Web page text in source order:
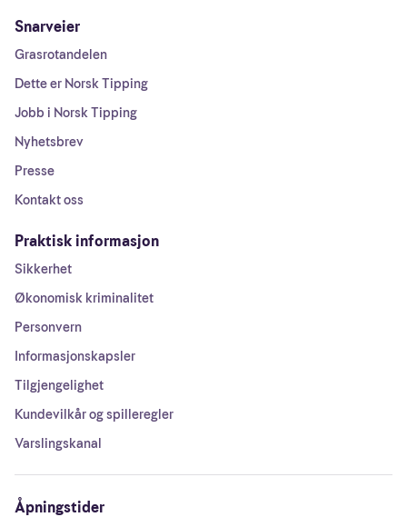
Snarveier
Grasrotandelen
Dette er Norsk Tipping
Jobb i Norsk Tipping
Nyhetsbrev
Presse
Kontakt oss
Praktisk informasjon
Sikkerhet
Økonomisk kriminalitet
Personvern
Informasjonskapsler
Tilgjengelighet
Kundevilkår og spilleregler
Varslingskanal
Åpningstider